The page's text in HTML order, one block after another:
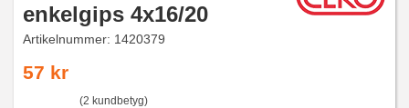
enkelgips 4x16/20
Artikelnummer: 1420379
57 kr
(2 kundbetyg)